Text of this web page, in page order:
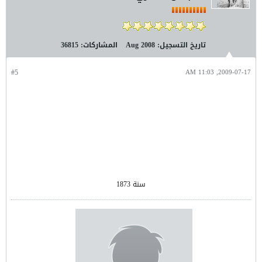
تاريخ التسجيل: Aug 2008 المشاركات: 36815
#5 2009-07-17, 11:03 AM
سنة 1873